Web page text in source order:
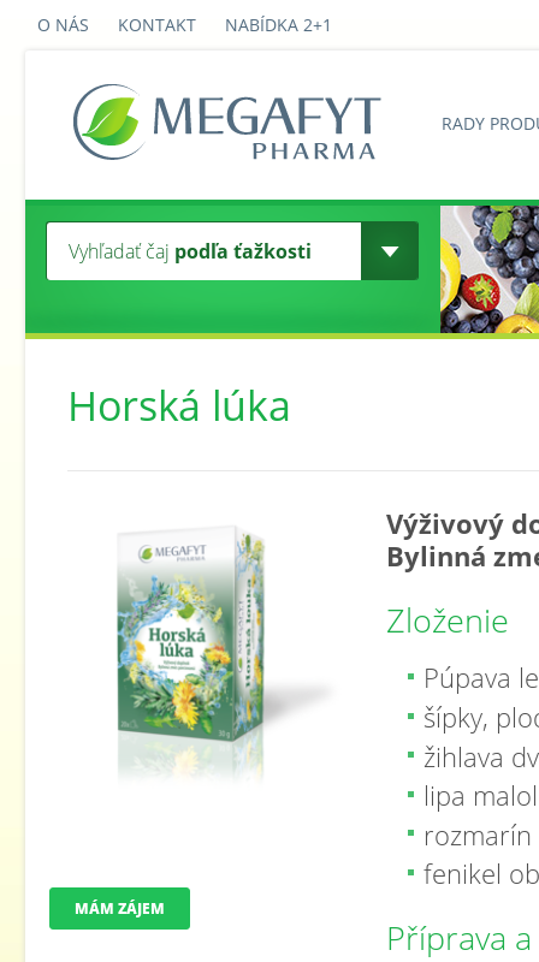
O NÁS KONTAKT NABÍDKA 2+1
RADY
Vyhľadať čaj podľa ťažkosti
Horská lúka
Výživový
Bylinná
Zloženie
Púpava
šípky,
žihlava
lipa
rozmarín
fenikel
Příprava
MÁM ZÁJEM